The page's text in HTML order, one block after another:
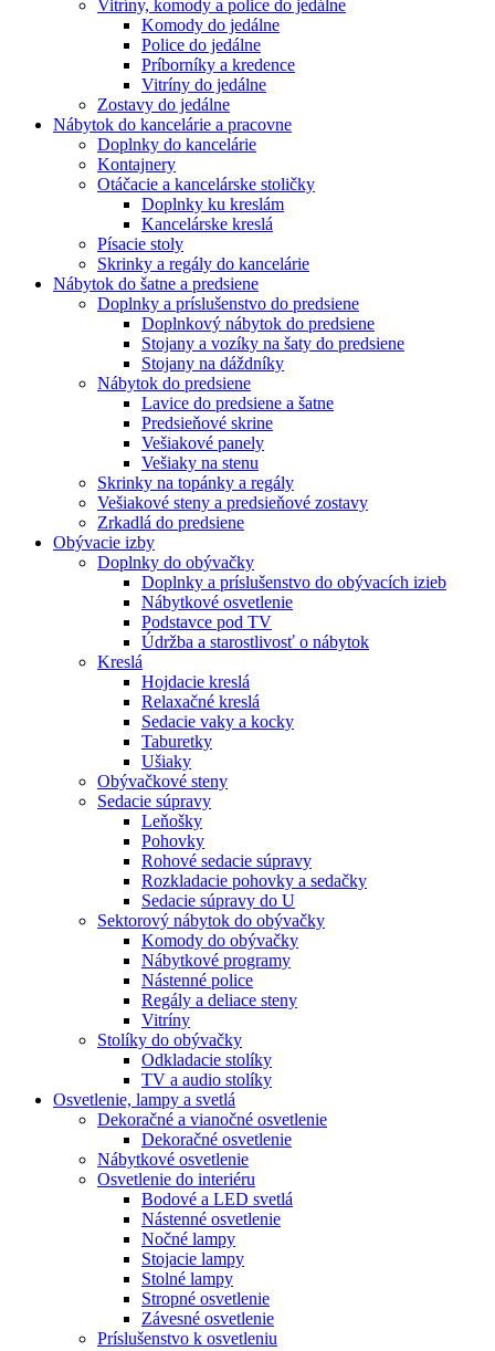
Vitríny, komody a police do jedálne
Komody do jedálne
Police do jedálne
Príborníky a kredence
Vitríny do jedálne
Zostavy do jedálne
Nábytok do kancelárie a pracovne
Doplnky do kancelárie
Kontajnery
Otáčacie a kancelárske stoličky
Doplnky ku kreslám
Kancelárske kreslá
Písacie stoly
Skrinky a regály do kancelárie
Nábytok do šatne a predsiene
Doplnky a príslušenstvo do predsiene
Doplnkový nábytok do predsiene
Stojany a vozíky na šaty do predsiene
Stojany na dáždníky
Nábytok do predsiene
Lavice do predsiene a šatne
Predsieňové skrine
Vešiakové panely
Vešiaky na stenu
Skrinky na topánky a regály
Vešiakové steny a predsieňové zostavy
Zrkadlá do predsiene
Obývacie izby
Doplnky do obývačky
Doplnky a príslušenstvo do obývacích izieb
Nábytkové osvetlenie
Podstavce pod TV
Údržba a starostlivosť o nábytok
Kreslá
Hojdacie kreslá
Relaxačné kreslá
Sedacie vaky a kocky
Taburetky
Ušiaky
Obývačkové steny
Sedacie súpravy
Leňošky
Pohovky
Rohové sedacie súpravy
Rozkladacie pohovky a sedačky
Sedacie súpravy do U
Sektorový nábytok do obývačky
Komody do obývačky
Nábytkové programy
Nástenné police
Regály a deliace steny
Vitríny
Stolíky do obývačky
Odkladacie stolíky
TV a audio stolíky
Osvetlenie, lampy a svetlá
Dekoračné a vianočné osvetlenie
Dekoračné osvetlenie
Nábytkové osvetlenie
Osvetlenie do interiéru
Bodové a LED svetlá
Nástenné osvetlenie
Nočné lampy
Stojacie lampy
Stolné lampy
Stropné osvetlenie
Závesné osvetlenie
Príslušenstvo k osvetleniu